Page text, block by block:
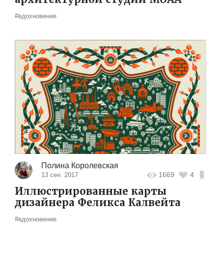
#вдохновение
Полина Королевская
13 сен. 2017 1669 4
Иллюстрированные карты
дизайнера Феликса Калвейта
#вдохновение